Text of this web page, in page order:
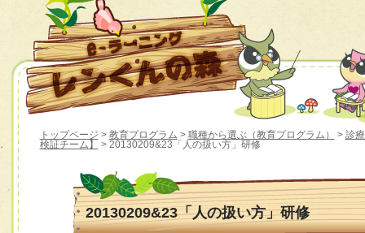
トップページ > 教育プログラム > 職種から選ぶ（教育プログラム） > 診
検証チーム】
> 20130209&23「人の扱い方」研修
20130209&23「人の扱い方」研修